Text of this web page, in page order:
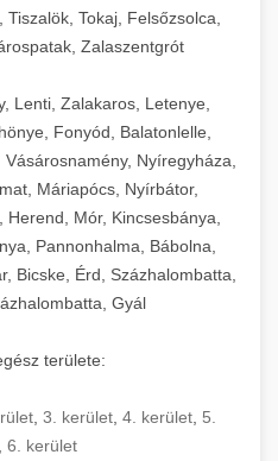
Tokaj, Felsőzsolca,
Zalaszentgrót
Lenti, Zalakaros, Letenye,
Fonyód, Balatonlelle,
Nyíregyháza,
Máriapócs, Nyírbátor,
Mór, Kincsesbánya,
Pannonhalma, Bábolna,
Bicske, Érd, Százhalombatta,
Gyál
területe:
3. kerület 4. kerület 5.
6. kerület